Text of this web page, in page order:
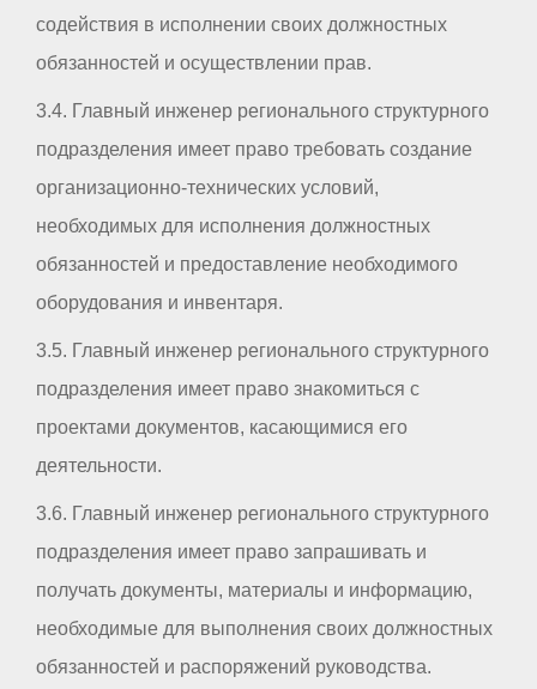
содействия в исполнении своих должностных
обязанностей и осуществлении прав.
3.4. Главный инженер регионального структурного
подразделения имеет право требовать создание
организационно-технических условий,
необходимых для исполнения должностных
обязанностей и предоставление необходимого
оборудования и инвентаря.
3.5. Главный инженер регионального структурного
подразделения имеет право знакомиться с
проектами документов, касающимися его
деятельности.
3.6. Главный инженер регионального структурного
подразделения имеет право запрашивать и
получать документы, материалы и информацию,
необходимые для выполнения своих должностных
обязанностей и распоряжений руководства.